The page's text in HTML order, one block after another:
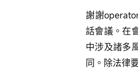
謝謝
話會議。在
中涉及諸多
同。除法律